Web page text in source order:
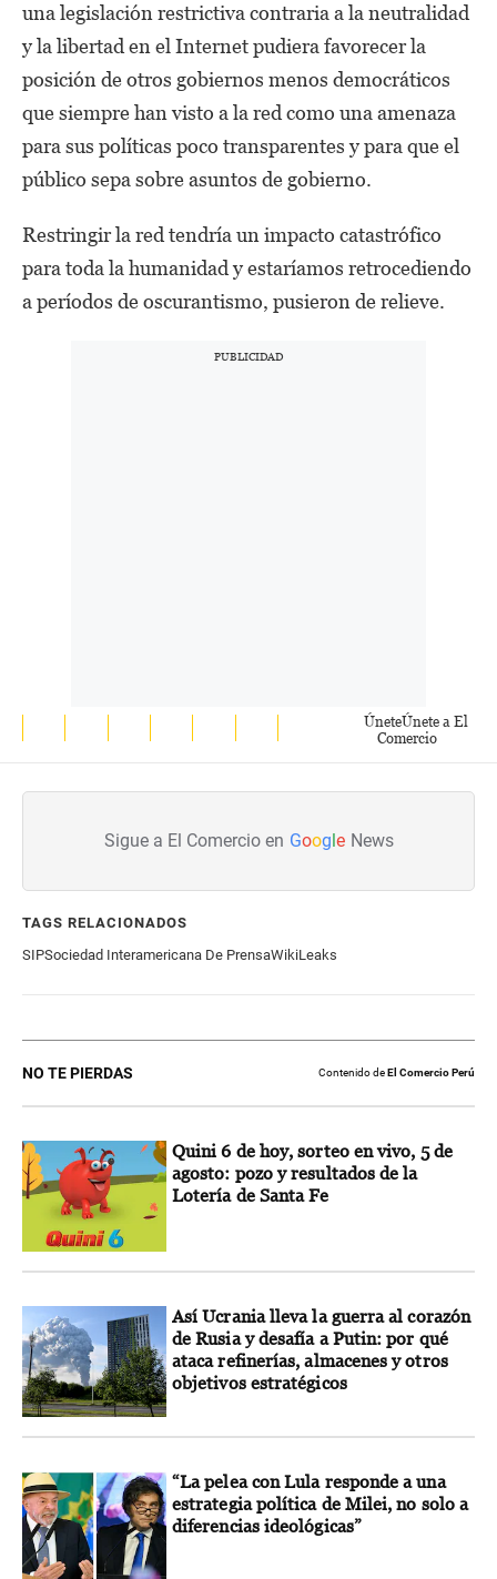
una legislación restrictiva contraria a la neutralidad
y la libertad en el Internet pudiera favorecer la
posición de otros gobiernos menos democráticos
que siempre han visto a la red como una amenaza
para sus políticas poco transparentes y para que el
público sepa sobre asuntos de gobierno.
Restringir la red tendría un impacto catastrófico
para toda la humanidad y estaríamos retrocediendo
a períodos de oscurantismo, pusieron de relieve.
ÚneteÚnete a El
Comercio
Sigue a El Comercio en Google News
TAGS RELACIONADOS
SIPSociedad Interamericana De PrensaWikiLeaks
NO TE PIERDAS Contenido deEl Comercio Perú
Quini 6 de hoy, sorteo en vivo, 5 de
agosto: pozo y resultados de la
Lotería de Santa Fe
Así Ucrania lleva la guerra al corazón
de Rusia y desafía a Putin: por qué
ataca refinerías, almacenes y otros
objetivos estratégicos
“La pelea con Lula responde a una
estrategia política de Milei, no solo a
diferencias ideológicas”